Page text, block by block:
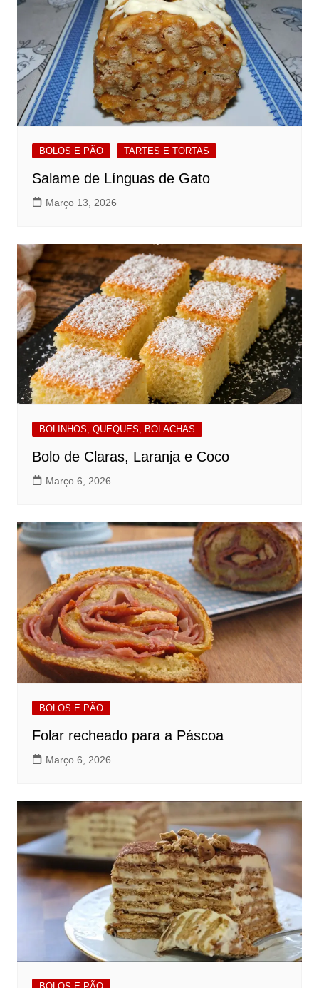
BOLOS E PÃO TARTES E TORTAS
Salame de Línguas de Gato
Março 13, 2026
BOLINHOS, QUEQUES, BOLACHAS
Bolo de Claras, Laranja e Coco
Março 6, 2026
BOLOS E PÃO
Folar recheado para a Páscoa
Março 6, 2026